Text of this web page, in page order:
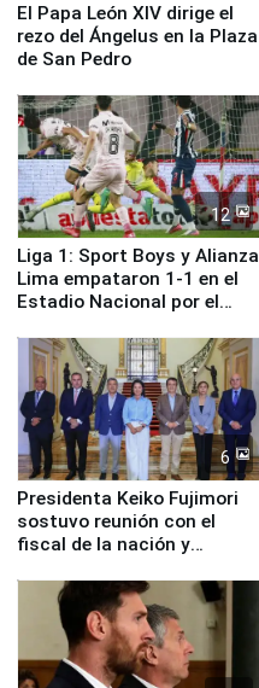
El Papa León XIV dirige el
rezo del Ángelus en la Plaza
de San Pedro
12
Liga 1: Sport Boys y Alianza
Lima empataron 1-1 en el
Estadio Nacional por el
6
Presidenta Keiko Fujimori
sostuvo reunión con el
fiscal de la nación y